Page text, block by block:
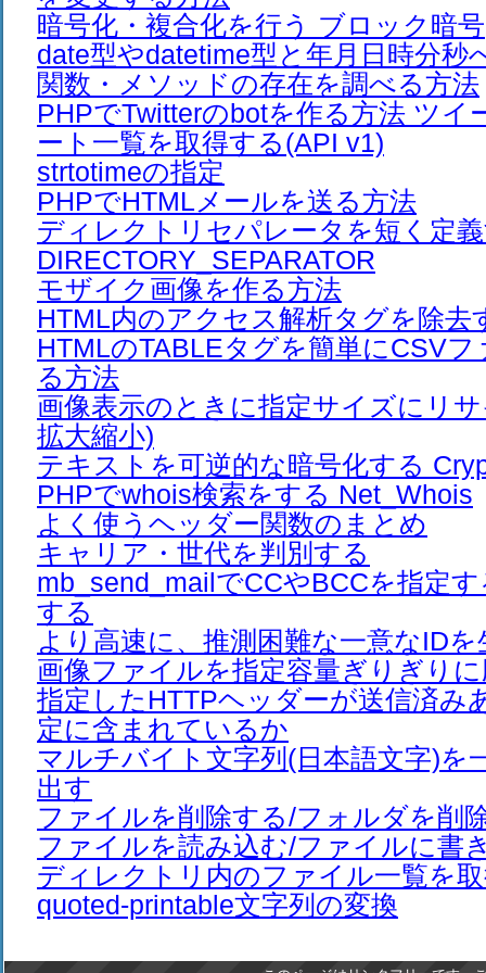
暗号化・複合化を行う ブロック暗号
date型やdatetime型と年月日時分秒
関数・メソッドの存在を調べる方法
PHPでTwitterのbotを作る方法 ツイ
ート一覧を取得する(API v1)
strtotimeの指定
PHPでHTMLメールを送る方法
ディレクトリセパレータを短く定
DIRECTORY_SEPARATOR
モザイク画像を作る方法
HTML内のアクセス解析タグを除去
HTMLのTABLEタグを簡単にCSV
る方法
画像表示のときに指定サイズにリ
拡大縮小)
テキストを可逆的な暗号化する
PHPでwhois検索をする Net_Whois
よく使うヘッダー関数のまとめ
キャリア・世代を判別する
mb_send_mailでCCやBCCを指定
する
より高速に、推測困難な一意なID
画像ファイルを指定容量ぎりぎり
指定したHTTPヘッダーが送信済み
定に含まれているか
マルチバイト文字列(日本語文字)を
出す
ファイルを削除する/フォルダを削
ファイルを読み込む/ファイルに書
ディレクトリ内のファイル一覧を
quoted-printable文字列の変換